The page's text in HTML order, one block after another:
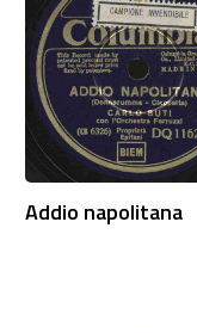
Addio napolitana